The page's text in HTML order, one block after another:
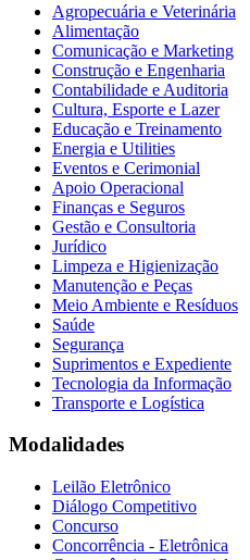
Agropecuária e Veterinária
Alimentação
Comunicação e Marketing
Construção e Engenharia
Contabilidade e Auditoria
Cultura, Esporte e Lazer
Educação e Treinamento
Energia e Utilities
Eventos e Cerimonial
Apoio Operacional
Finanças e Seguros
Gestão e Consultoria
Jurídico
Limpeza e Higienização
Manutenção e Peças
Meio Ambiente e Resíduos
Saúde
Segurança
Suprimentos e Expediente
Tecnologia da Informação
Transporte e Logística
Modalidades
Leilão Eletrônico
Diálogo Competitivo
Concurso
Concorrência - Eletrônica